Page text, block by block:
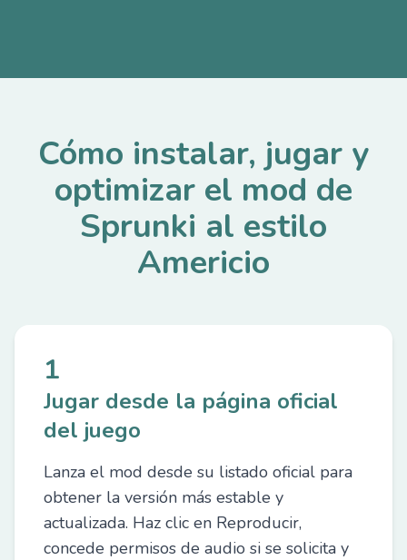
Cómo instalar, jugar y
optimizar el mod de
Sprunki al estilo
Americio
1
Jugar desde la página oficial
del juego
Lanza el mod desde su listado oficial para
obtener la versión más estable y
actualizada. Haz clic en Reproducir,
concede permisos de audio si se solicita y